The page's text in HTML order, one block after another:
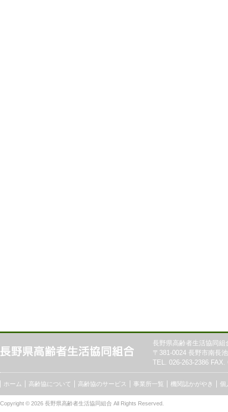
長野県高齢者生活協同組
〒381-0024 長野市南長
TEL. 026-263-2386 FAX.
ホーム 高齢協について 高齢協のサービス 事業所一覧 機関誌かがやき 個
Copyright © 2026 長野県高齢者生活協同組合 All Rights Reserved.